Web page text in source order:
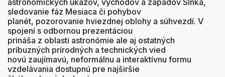
astronomických úkazov, východov a západov Slnka,
sledovanie fáz Mesiaca či pohybov
planét, pozorovanie hviezdnej oblohy a súhvezdí. V
spojení s odbornou prezentáciou
prináša z oblasti astronómie ale aj ostatných
príbuzných prírodných a technických vied
novú zaujímavú, neformálnu a interaktívnu formu
vzdelávania dostupnú pre najširšie